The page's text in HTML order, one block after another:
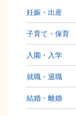
妊娠・出産
子育て・保育
入園・入学
就職・退職
結婚・離婚